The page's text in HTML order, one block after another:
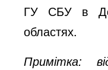
ГУ СБУ в
областях.
Примітка: